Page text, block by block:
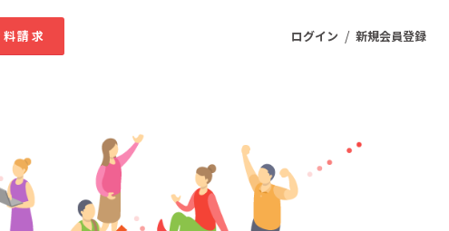
ログイン / 新規会員登録
請求
ミュニティ
ンス
プロダクト